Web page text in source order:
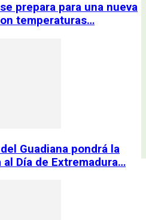
prepara para una nueva
temperaturas…
Guadiana pondrá la
al Día de Extremadura…